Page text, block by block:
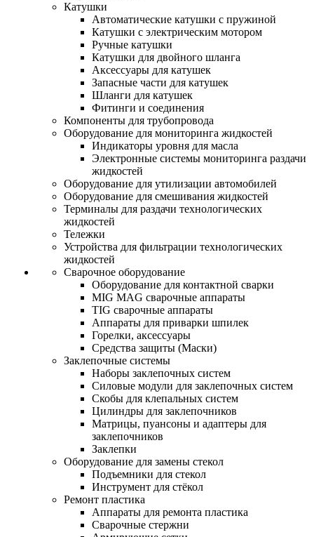
Катушки
Автоматические катушки с пружиной
Катушки с электрическим мотором
Ручные катушки
Катушки для двойного шланга
Аксессуары для катушек
Запасные части для катушек
Шланги для катушек
Фитинги и соединения
Компоненты для трубопровода
Оборудование для мониторинга жидкостей
Индикаторы уровня для масла
Электронные системы мониторинга раздачи
жидкостей
Оборудование для утилизации автомобилей
Оборудование для смешивания жидкостей
Терминалы для раздачи технологических
жидкостей
Тележки
Устройства для фильтрации технологических
жидкостей
Сварочное оборудование
Оборудование для контактной сварки
MIG MAG сварочные аппараты
TIG сварочные аппараты
Аппараты для приварки шпилек
Горелки, аксессуары
Средства защиты (Маски)
Заклепочные системы
Наборы заклепочных систем
Силовые модули для заклепочных систем
Скобы для клепальных систем
Цилиндры для заклепочников
Матрицы, пуансоны и адаптеры для
заклепочников
Заклепки
Оборудование для замены стекол
Подъемники для стекол
Инструмент для стёкол
Ремонт пластика
Аппараты для ремонта пластика
Сварочные стержни